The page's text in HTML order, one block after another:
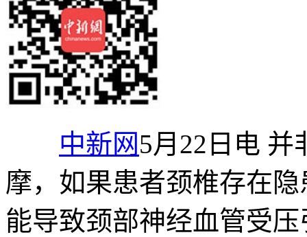
中新网5月22日电 并
摩，如果患者颈椎存在
能导致颈部神经血管受